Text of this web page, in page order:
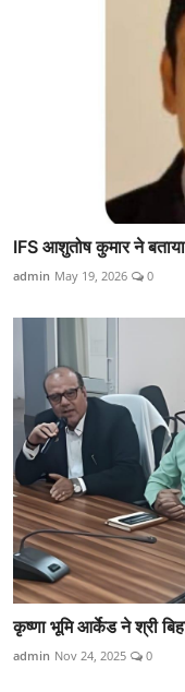
IFS आशुतोष कुमार ने
admin May 19, 2026 0
कृष्णा भूमि आर्केड ने श्री
admin Nov 24, 2025 0